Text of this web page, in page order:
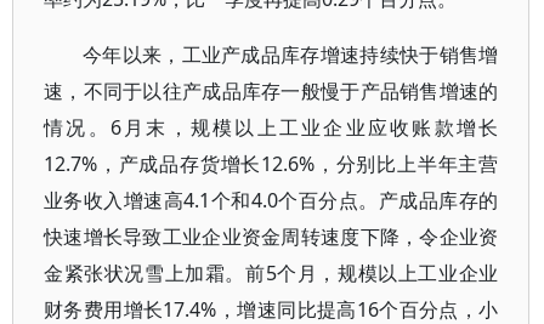
今年以来，工业产成品库存增速持续快于销售增
速，不同于以往产成品库存一般慢于产品销售增速的
情况。6月末，规模以上工业企业应收账款增长
12.7%，产成品存货增长12.6%，分别比上半年主营
业务收入增速高4.1个和4.0个百分点。产成品库存的
快速增长导致工业企业资金周转速度下降，令企业资
金紧张状况雪上加霜。前5个月，规模以上工业企业
财务费用增长17.4%，增速同比提高16个百分点，小